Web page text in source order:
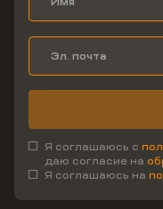
Я соглашаюсь с
даю согласие на
Я соглашаюсь на